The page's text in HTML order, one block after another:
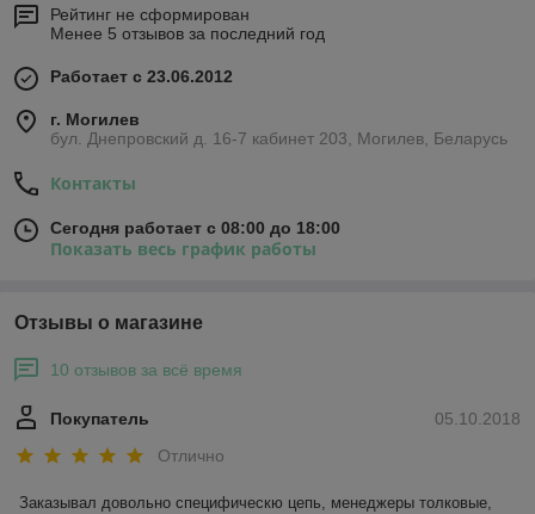
Рейтинг не сформирован
Менее 5 отзывов за последний год
Работает с 23.06.2012
г. Могилев
бул. Днепровский д. 16-7 кабинет 203, Могилев, Беларусь
Контакты
Сегодня работает с 08:00 до 18:00
Показать весь график работы
Отзывы о магазине
10 отзывов за всё время
05.10.2018
Покупатель
Отлично
Заказывал довольно специфическю цепь, менеджеры толковые,